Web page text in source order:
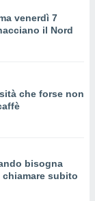
venerdì 7
il Nord
che forse non
bisogna
chiamare subito